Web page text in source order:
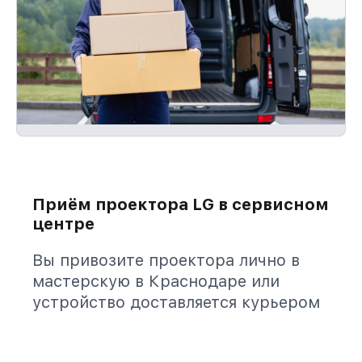
Приём проектора LG в сервисном
центре
Вы привозите проектора лично в
мастерскую в Краснодаре или
устройство доставляется курьером